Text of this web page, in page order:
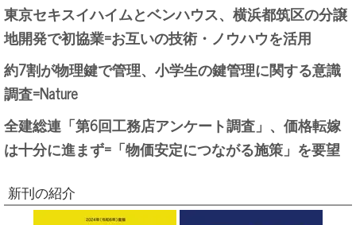
東京セキスイハイムとベンハウス、横浜都筑区の分譲
地開発で初協業=お互いの技術・ノウハウを活用
約7割が物理鍵で管理、小学生の鍵管理に関する意識
調査=Nature
全建総連「第6回工務店アンケート調査」、価格転嫁
は十分に進まず=「物価安定につながる施策」を要望
新刊の紹介